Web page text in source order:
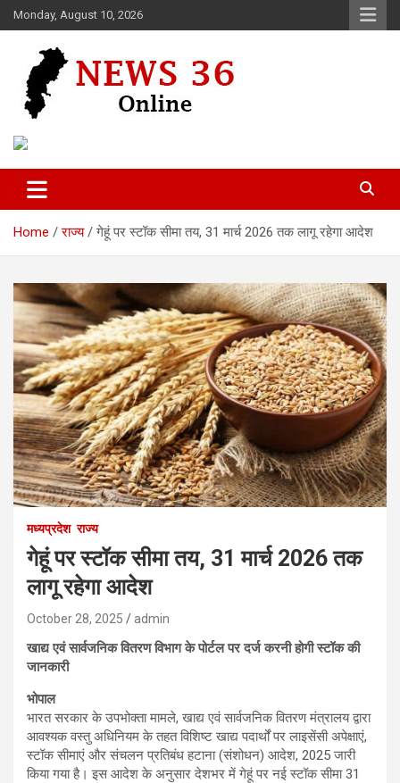
Skip
to
Monday, August 10, 2026
News 36
Home राज्य गेहूं पर स्टॉक सीमा तय, 31 मार्च 2026 तक लागू रहेगा आदेश
मध्यप्रदेश राज्य
गेहूं पर स्टॉक सीमा तय, 31 मार्च 2026 तक
लागू रहेगा आदेश
October 28, 2025 admin
खाद्य एवं सार्वजनिक वितरण विभाग के पोर्टल पर दर्ज करनी होगी स्टॉक की
जानकारी
भोपाल
भारत सरकार के उपभोक्ता मामले, खाद्य एवं सार्वजनिक वितरण मंत्रालय द्वारा
आवश्यक वस्तु अधिनियम के तहत विशिष्ट खाद्य पदार्थों पर लाइसेंसी अपेक्षाएं,
स्टॉक सीमाएं और संचलन प्रतिबंध हटाना (संशोधन) आदेश, 2025 जारी
किया गया है। इस आदेश के अनुसार देशभर में गेहूं पर नई स्टॉक सीमा 31